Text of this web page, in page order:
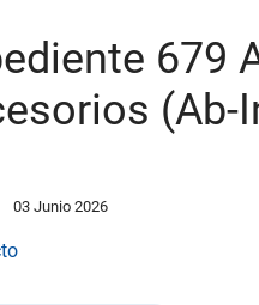
679
(Ab-
03 Junio 2026